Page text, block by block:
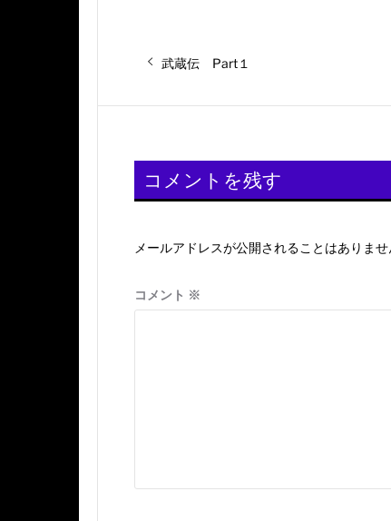
投
稿
ビ
ー
シ
前
投
武蔵伝 Part１
コメントを残す
メールアドレスが公開されることはありませ
コメント ※